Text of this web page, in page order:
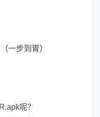
一步到胃）
呢？